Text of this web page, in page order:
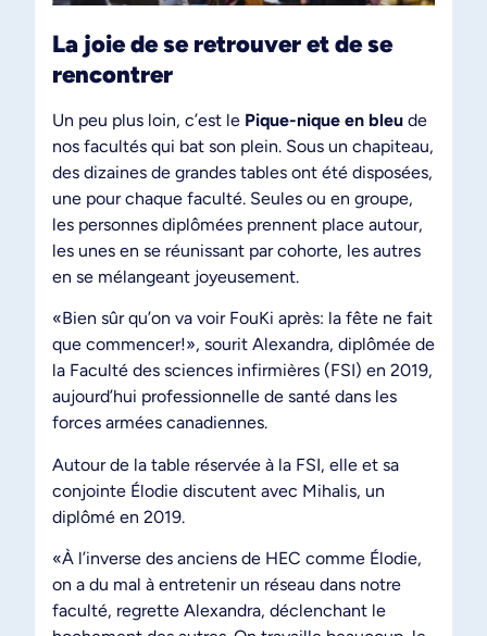
La joie de se retrouver et de se
rencontrer
Un peu plus loin, c’est le Pique-nique en bleu de
nos facultés qui bat son plein. Sous un chapiteau,
des dizaines de grandes tables ont été disposées,
une pour chaque faculté. Seules ou en groupe,
les personnes diplômées prennent place autour,
les unes en se réunissant par cohorte, les autres
en se mélangeant joyeusement.
«Bien sûr qu’on va voir FouKi après: la fête ne fait
que commencer!», sourit Alexandra, diplômée de
la Faculté des sciences infirmières (FSI) en 2019,
aujourd’hui professionnelle de santé dans les
forces armées canadiennes.
Autour de la table réservée à la FSI, elle et sa
conjointe Élodie discutent avec Mihalis, un
diplômé en 2019.
«À l’inverse des anciens de HEC comme Élodie,
on a du mal à entretenir un réseau dans notre
faculté, regrette Alexandra, déclenchant le